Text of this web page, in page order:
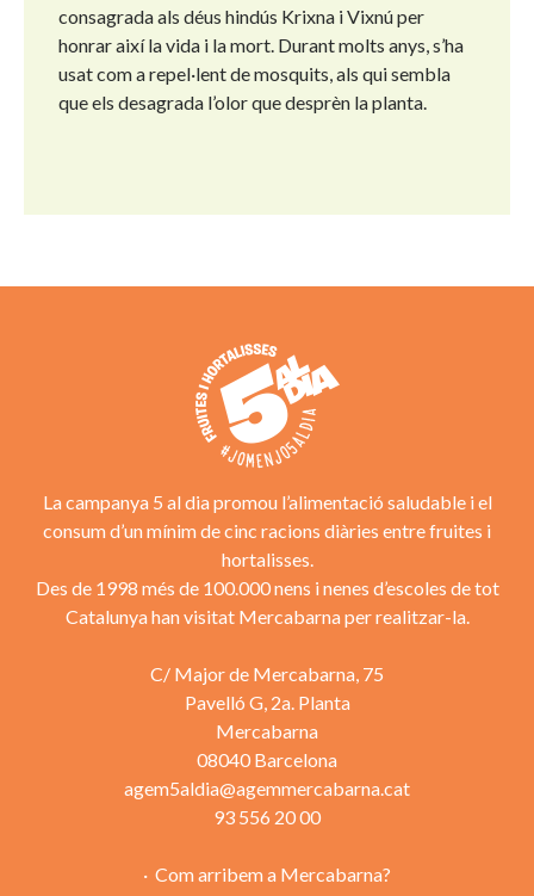
consagrada als déus hindús Krixna i Vixnú per
honrar així la vida i la mort. Durant molts anys, s’ha
usat com a repel·lent de mosquits, als qui sembla
que els desagrada l’olor que desprèn la planta.
La campanya 5 al dia promou l’alimentació saludable i el
consum d’un mínim de cinc racions diàries entre fruites i
hortalisses.
Des de 1998 més de 100.000 nens i nenes d’escoles de tot
Catalunya han visitat Mercabarna per realitzar-la.
C/ Major de Mercabarna, 75
Pavelló G, 2a. Planta
Mercabarna
08040 Barcelona
agem5aldia@agemmercabarna.cat
93 556 20 00
Com arribem a Mercabarna?